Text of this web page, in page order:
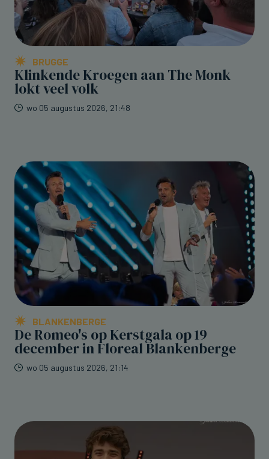
BRUGGE
Klinkende Kroegen aan The Monk
lokt veel volk
wo 05 augustus 2026, 21:48
BLANKENBERGE
De Romeo's op Kerstgala op 19
december in Floreal Blankenberge
wo 05 augustus 2026, 21:14